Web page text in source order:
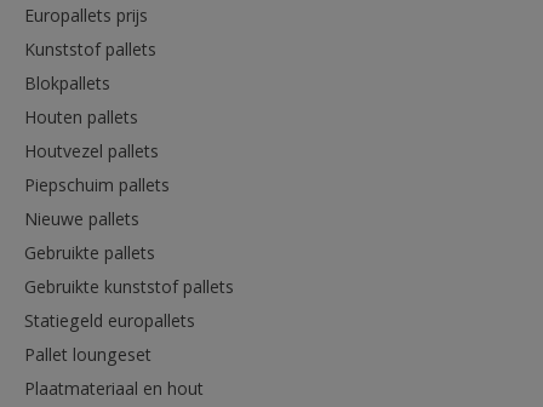
Europallets prijs
Kunststof pallets
Blokpallets
Houten pallets
Houtvezel pallets
Piepschuim pallets
Nieuwe pallets
Gebruikte pallets
Gebruikte kunststof pallets
Statiegeld europallets
Pallet loungeset
Plaatmateriaal en hout